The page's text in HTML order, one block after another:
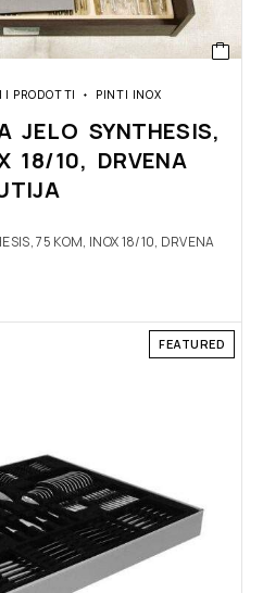
PRODOTTI PINTI INOX
JELO SYNTHESIS,
18/10, DRVENA
75 KOM, INOX 18/10, DRVENA
FEATURED